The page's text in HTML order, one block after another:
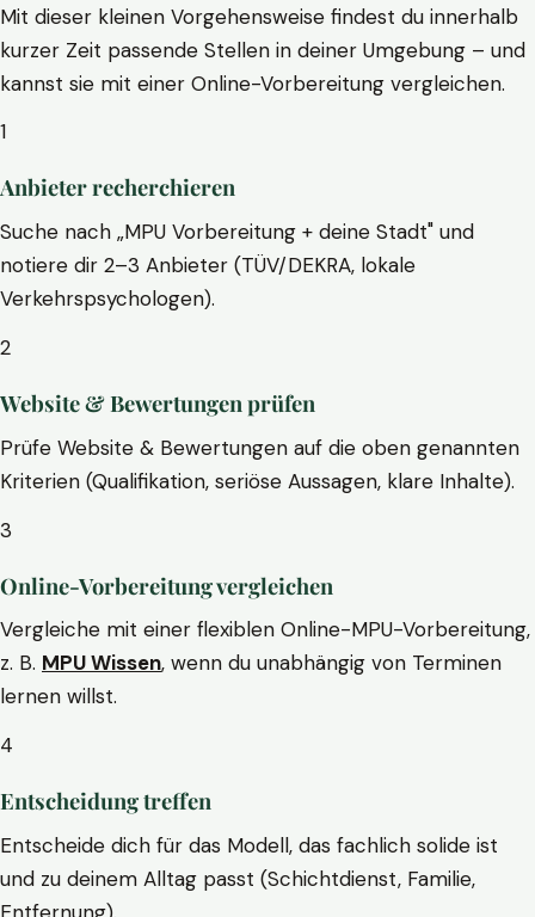
Mit dieser kleinen Vorgehensweise findest du innerhalb
kurzer Zeit passende Stellen in deiner Umgebung – und
kannst sie mit einer Online-Vorbereitung vergleichen.
1
Anbieter recherchieren
Suche nach „MPU Vorbereitung + deine Stadt" und
notiere dir 2–3 Anbieter (TÜV/DEKRA, lokale
Verkehrspsychologen).
2
Website & Bewertungen prüfen
Prüfe Website & Bewertungen auf die oben genannten
Kriterien (Qualifikation, seriöse Aussagen, klare Inhalte).
3
Online-Vorbereitung vergleichen
Vergleiche mit einer flexiblen Online-MPU-Vorbereitung,
z. B. MPU Wissen, wenn du unabhängig von Terminen
lernen willst.
4
Entscheidung treffen
Entscheide dich für das Modell, das fachlich solide ist
und zu deinem Alltag passt (Schichtdienst, Familie,